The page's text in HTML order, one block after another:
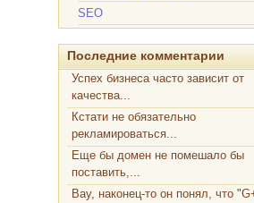
SEO
Последние комментарии
Успех бизнеса часто зависит от
качества...
Кстати не обязательно
рекламироваться...
Еще бы домен не помешало бы
поставить,...
Вау, наконец-то он понял, что